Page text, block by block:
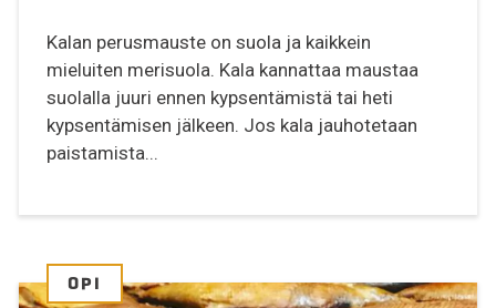
Kalan perusmauste on suola ja kaikkein
mieluiten merisuola. Kala kannattaa maustaa
suolalla juuri ennen kypsentämistä tai heti
kypsentämisen jälkeen. Jos kala jauhotetaan
paistamista...
OPI